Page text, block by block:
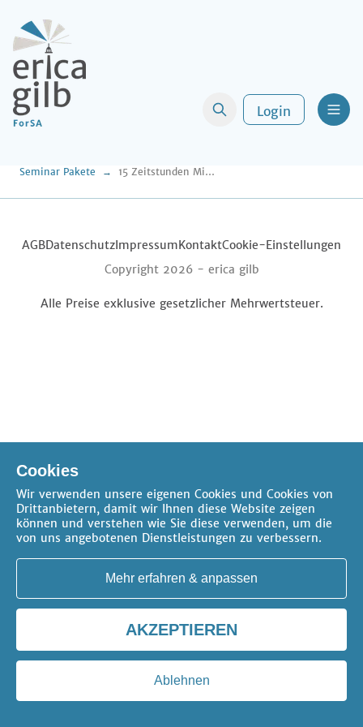
Login
Seminar Pakete 15 Zeitstunden Miet- und Wohneigentumsrecht Sankt Peter Ording - Fortbildung ohne Stress nach §15 FAO im Kurzurlaub
AGBDatenschutzImpressumKontaktCookie-Einstellungen
Copyright 2026 - erica gilb
Alle Preise exklusive gesetzlicher Mehrwertsteuer.
Cookies
Wir verwenden unsere eigenen Cookies und Cookies von
Drittanbietern, damit wir Ihnen diese Website zeigen
können und verstehen wie Sie diese verwenden, um die
von uns angebotenen Dienstleistungen zu verbessern.
AKZEPTIEREN
Ablehnen
Mehr erfahren & anpassen